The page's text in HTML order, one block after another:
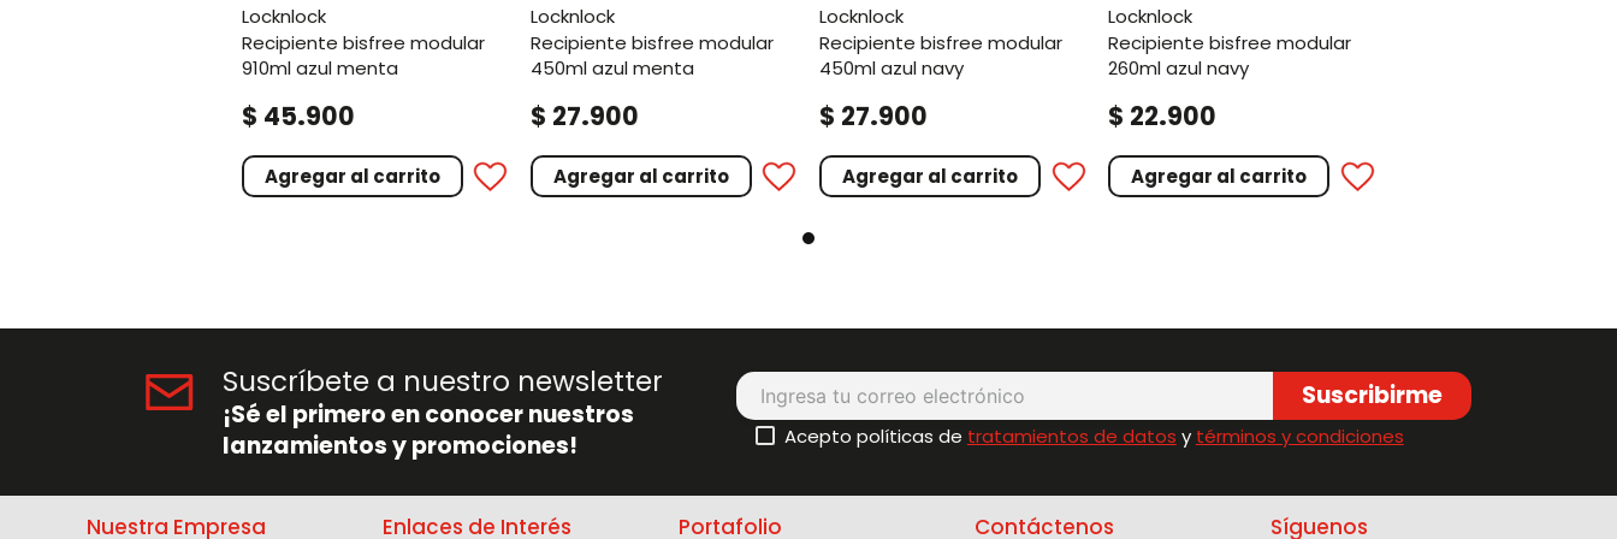
locknlock
recipiente bisfree modular
910ml azul menta
$ 45.900
Agregar al carrito
locknlock
recipiente bisfree modular
450ml azul menta
$ 27.900
Agregar al carrito
locknlock
recipiente bisfree modular
450ml azul navy
$ 27.900
Agregar al carrito
locknlock
recipiente bisfree modular
260ml azul navy
$ 22.900
Agregar al carrito
Suscríbete a nuestro newsletter
¡Sé el primero en conocer nuestros
lanzamientos y promociones!
Suscribirme
Acepto políticas de tratamientos de datos y términos y condiciones
Nuestra Empresa Enlaces de Interés Portafolio Contáctenos Síguenos